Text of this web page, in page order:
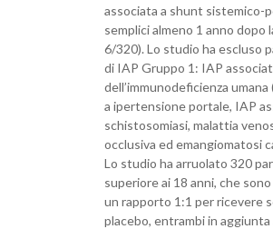
associata a shunt sistemico-
semplici almeno 1 anno dopo
6/320). Lo studio ha escluso
di IAP Gruppo 1: IAP
dell’immunodeficienza
a ipertensione portale, IAP
schistosomiasi, malattia
occlusiva ed emangiomatosi
Lo studio ha arruolato 320
superiore ai 18 anni, che
un rapporto 1:1 per ricevere
placebo, entrambi in